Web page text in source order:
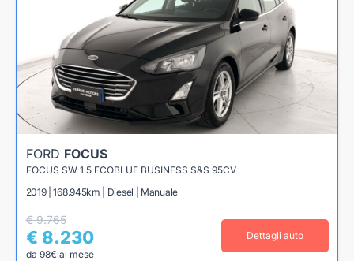
FORD FOCUS
FOCUS SW 1.5 ECOBLUE BUSINESS S&S 95CV
2019 | 168.945km | Diesel | Manuale
€ 9.765
€ 8.230
da 98€ al mese
Dettagli auto